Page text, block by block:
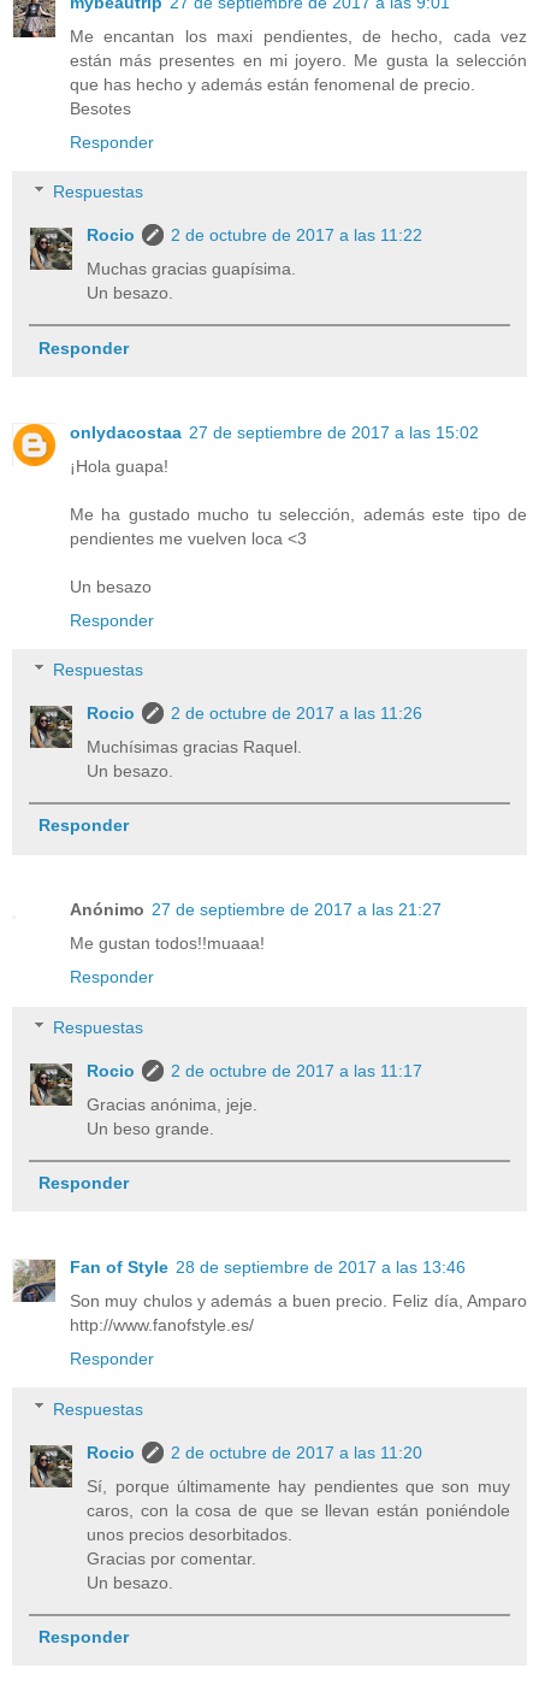
Me encantan los maxi pendientes, de hecho, cada vez
están más presentes en mi joyero. Me gusta la selección
que has hecho y además están fenomenal de precio.
Besotes
Responder
Respuestas
Rocio
2 de octubre de 2017 a las 11:22
Muchas gracias guapísima.
Un besazo.
Responder
onlydacostaa 27 de septiembre de 2017 a las 15:02
¡Hola guapa!
Me ha gustado mucho tu selección, además este tipo de
pendientes me vuelven loca <3
Un besazo
Responder
Respuestas
Rocio
2 de octubre de 2017 a las 11:26
Muchísimas gracias Raquel.
Un besazo.
Responder
Anónimo 27 de septiembre de 2017 a las 21:27
Me gustan todos!!muaaa!
Responder
Respuestas
Rocio
2 de octubre de 2017 a las 11:17
Gracias anónima, jeje.
Un beso grande.
Responder
Fan of Style 28 de septiembre de 2017 a las 13:46
Son muy chulos y además a buen precio. Feliz día, Amparo
http://www.fanofstyle.es/
Responder
Respuestas
Rocio
2 de octubre de 2017 a las 11:20
Sí, porque últimamente hay pendientes que son muy
caros, con la cosa de que se llevan están poniéndole
unos precios desorbitados.
Gracias por comentar.
Un besazo.
Responder